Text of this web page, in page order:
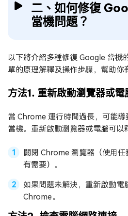
二、如何修復
當機問題？
以下將介紹多種修復 Google 當機
單的原理解釋及操作步驟，幫助你
方法1. 重新啟動瀏覽器或電
當 Chrome 運行時間過長，可能
當機。重新啟動瀏覽器或電腦可以
關閉 Chrome 瀏覽器（使用
有需要）。
如果問題未解決，重新啟動電
Chrome。